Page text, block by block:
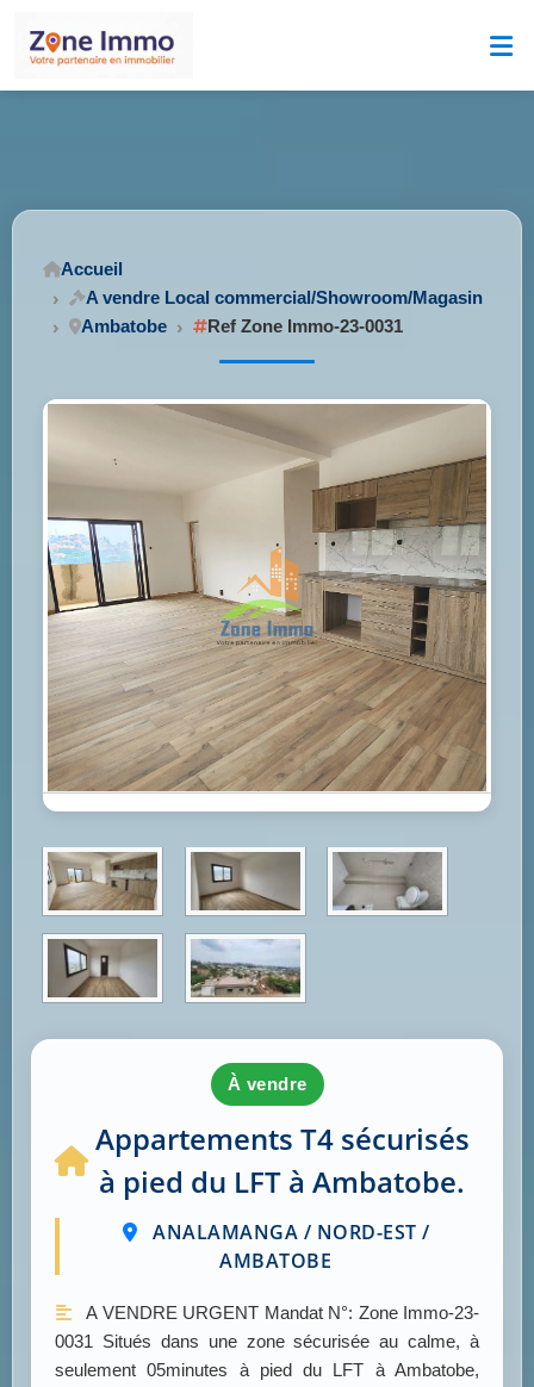
Accueil
A vendre Local commercial/Showroom/Magasin
Ambatobe
Ref Zone Immo-23-0031
à vendre
Appartements T4 sécurisés
à pied du LFT à Ambatobe.
ANALAMANGA / NORD-EST /
AMBATOBE
A VENDRE URGENT Mandat N°: Zone Immo-23-
0031 Situés dans une zone sécurisée au calme, à
seulement 05minutes à pied du LFT à Ambatobe,